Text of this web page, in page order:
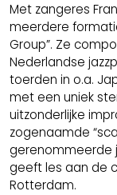
Met zangeres
meerdere
Group”. Ze
Nederlandse
toerden in o.a.
met een uniek
uitzonderlijke
zogenaamde
gerenommeerde
geeft les aan de
Rotterdam.